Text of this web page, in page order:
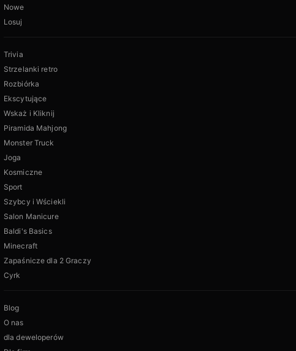
Nowe
Losuj
Trivia
Strzelanki retro
Rozbiórka
Ekscytujące
Wskaż i Kliknij
Piramida Mahjong
Monster Truck
Joga
Kosmiczne
Sport
Szybcy i Wściekli
Salon Manicure
Baldi's Basics
Minecraft
Zapaśnicze dla 2 Graczy
Cyrk
Blog
O nas
dla deweloperów